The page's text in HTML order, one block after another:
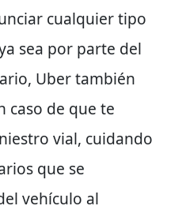
cualquier tipo
sea por parte del
Uber también
caso de que te
vial, cuidando
que se
vehículo al